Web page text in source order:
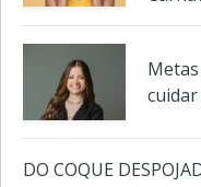
Metas